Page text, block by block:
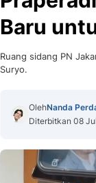
Baru
Ruang sidang PN
Suryo.
OlehNanda
Diterbitkan 08